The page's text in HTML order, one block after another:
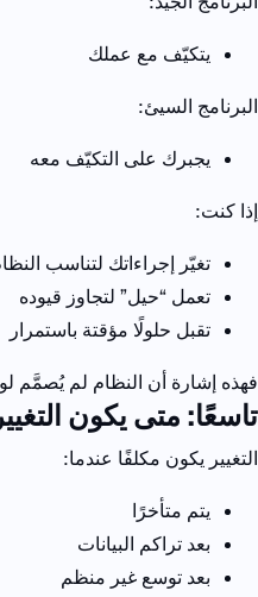
يتكيّف مع عملك
البرنامج السيئ:
يجبرك على التكيّف معه
إذا كنت:
تغيّر إجراءاتك لتناسب
تعمل “حيل” لتجاوز قيوده
تقبل حلولًا مؤقتة باستمرار
فهذه إشارة أن النظام لم يُصمَّم
تاسعًا: متى يكون
التغيير يكون مكلفًا عندما:
يتم متأخرًا
بعد تراكم البيانات
بعد توسع غير منظم